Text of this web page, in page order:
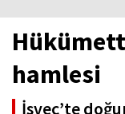
hamlesi
İsveç’te